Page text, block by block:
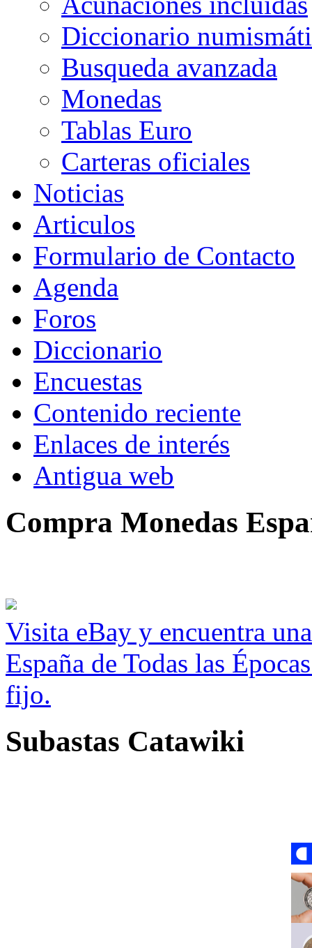
Diccionario
Busqueda avanzada
Monedas
Tablas Euro
Carteras oficiales
Noticias
Articulos
Formulario de Contacto
Agenda
Foros
Diccionario
Encuestas
Contenido reciente
Enlaces de interés
Antigua web
Compra Monedas
Visita eBay y encuentra
España de Todas las
fijo.
Subastas Catawiki